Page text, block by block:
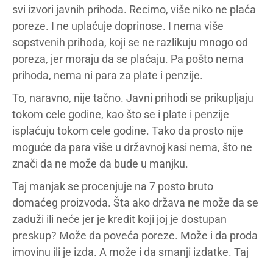
svi izvori javnih prihoda. Recimo, više niko ne plaća
poreze. I ne uplaćuje doprinose. I nema više
sopstvenih prihoda, koji se ne razlikuju mnogo od
poreza, jer moraju da se plaćaju. Pa pošto nema
prihoda, nema ni para za plate i penzije.
To, naravno, nije tačno. Javni prihodi se prikupljaju
tokom cele godine, kao što se i plate i penzije
isplaćuju tokom cele godine. Tako da prosto nije
moguće da para više u državnoj kasi nema, što ne
znači da ne može da bude u manjku.
Taj manjak se procenjuje na 7 posto bruto
domaćeg proizvoda. Šta ako država ne može da se
zaduži ili neće jer je kredit koji joj je dostupan
preskup? Može da poveća poreze. Može i da proda
imovinu ili je izda. A može i da smanji izdatke. Taj